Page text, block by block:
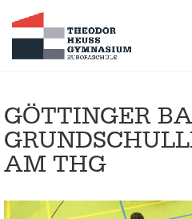
GÖTTINGER
AM THG